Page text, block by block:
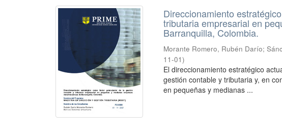
Direccionamiento
tributaria empresarial en
Barranquilla, Colombia.
Morante Romero, Rubén Darío;
11-01)
El direccionamiento estratégico
gestión contable y tributaria y, en
en pequeñas y medianas ...